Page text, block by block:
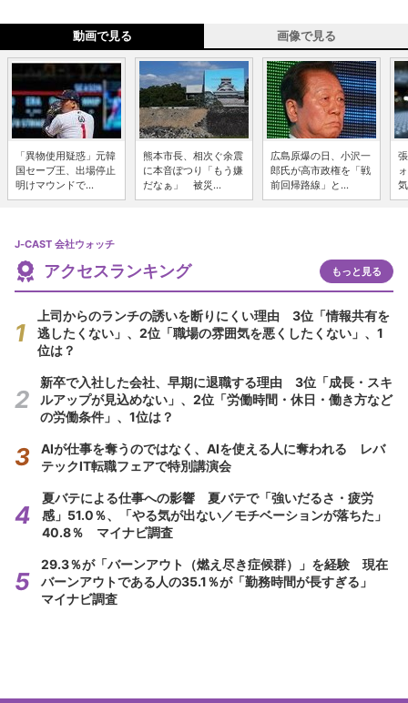
動画で見る 画像で見る
「異物使用疑惑」元韓
国セーブ王、出場停止
明けマウンドで...
熊本市長、相次ぐ余震
に本音ぽつり「もう嫌
だなぁ」 被災...
広島原爆の日、小沢一
郎氏が高市政権を「戦
前回帰路線」と...
J-CAST 会社ウォッチ
アクセスランキング もっと見る
上司からのランチの誘いを断りにくい理由 3位「情報共有を
逃したくない」、2位「職場の雰囲気を悪くしたくない」、1
位は？
新卒で入社した会社、早期に退職する理由 3位「成長・スキ
ルアップが見込めない」、2位「労働時間・休日・働き方など
の労働条件」、1位は？
AIが仕事を奪うのではなく、AIを使える人に奪われる レバ
テックIT転職フェアで特別講演会
夏バテによる仕事への影響 夏バテで「強いだるさ・疲労
感」51.0％、「やる気が出ない／モチベーションが落ちた」
40.8％ マイナビ調査
29.3％が「バーンアウト（燃え尽き症候群）」を経験 現在
バーンアウトである人の35.1％が「勤務時間が長すぎる」
マイナビ調査